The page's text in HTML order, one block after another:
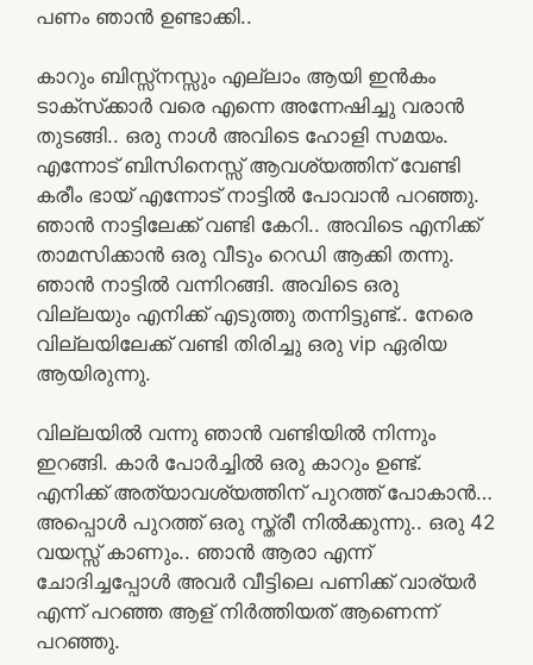
പണം ഞാൻ ഉണ്ടാക്കി..
കാറും ബിസ്സ്‌നസ്സും എല്ലാം ആയി ഇൻകം
ടാക്‌സ്‌ക്കാർ വരെ എന്നെ അന്നേഷിച്ചു വരാൻ
തുടങ്ങി.. ഒരു നാൾ അവിടെ ഹോളി സമയം.
എന്നോട് ബിസിനെസ്സ് ആവശ്യത്തിന് വേണ്ടി
കരീം ഭായ് എന്നോട് നാട്ടിൽ പോവാൻ പറഞ്ഞു.
ഞാൻ നാട്ടിലേക്ക് വണ്ടി കേറി.. അവിടെ എനിക്ക്
താമസിക്കാൻ ഒരു വീടും റെഡി ആക്കി തന്നു.
ഞാൻ നാട്ടിൽ വന്നിറങ്ങി. അവിടെ ഒരു
വില്ലയും എനിക്ക് എടുത്തു തന്നിട്ടുണ്ട്.. നേരെ
വില്ലയിലേക്ക് വണ്ടി തിരിച്ചു ഒരു vip ഏരിയ
ആയിരുന്നു.
വില്ലയിൽ വന്നു ഞാൻ വണ്ടിയിൽ നിന്നും
ഇറങ്ങി. കാർ പോർച്ചിൽ ഒരു കാറും ഉണ്ട്.
എനിക്ക് അത്യാവശ്യത്തിന് പുറത്ത് പോകാൻ…
അപ്പൊൾ പുറത്ത് ഒരു സ്ത്രീ നിൽക്കുന്നു.. ഒരു 42
വയസ്സ് കാണും.. ഞാൻ ആരാ എന്ന്
ചോദിച്ചപ്പോൾ അവർ വീട്ടിലെ പണിക്ക് വാര്യർ
എന്ന് പറഞ്ഞ ആള് നിർത്തിയത് ആണെന്ന്
പറഞ്ഞു.